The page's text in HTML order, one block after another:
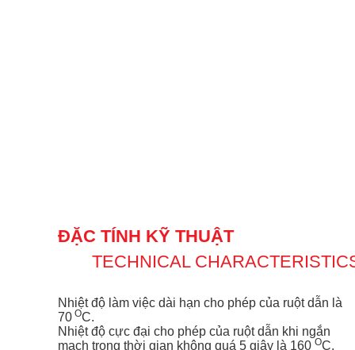
ĐẶC TÍNH KỸ THUẬT
TECHNICAL
Nhiệt độ làm việc dài hạn cho phép của ruột dẫn là
70 OC.
Nhiệt độ cực đại cho phép của ruột dẫn khi ngắn
mạch trong thời gian không quá 5 giây là 160 OC.